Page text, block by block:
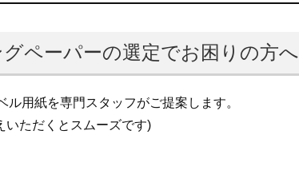
ペーパーの選定でお困りの方へ
用紙を専門スタッフがご提案します。
いただくとスムーズです)